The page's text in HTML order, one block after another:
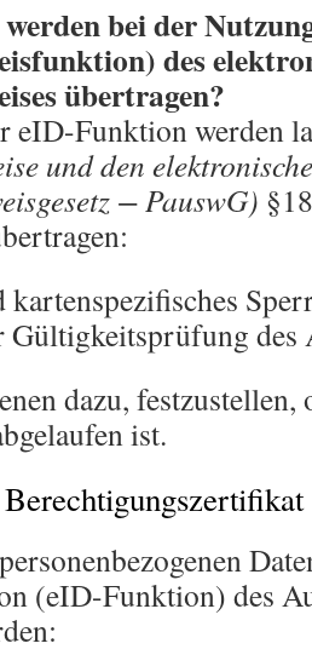
bei der
des
übertragen?
eID-Funktion werden
und den
− PauswG)
kartenspezifisches
Gültigkeitsprüfung des
dazu, festzustellen,
ist.
(eID-Funktion) des